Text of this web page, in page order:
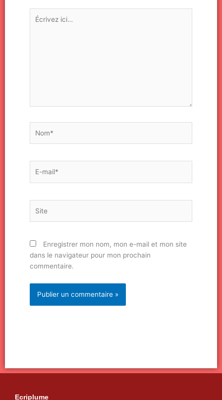
Écrivez
ici…
mail*
Enregistrer mon nom, mon e-mail et mon site
dans le navigateur pour mon prochain
commentaire.
Ecriplume